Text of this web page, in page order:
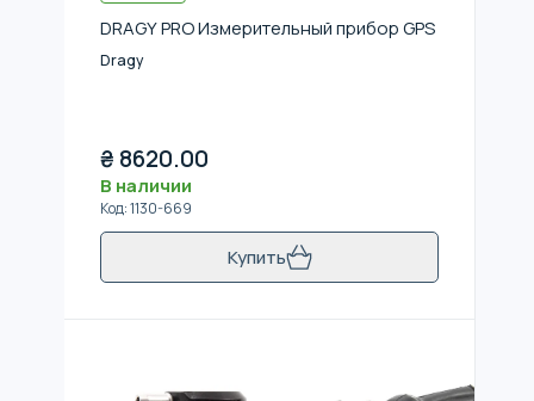
DRAGY PRO Измерительный прибор GPS
Dragy
₴ 8620.00
В наличии
Код:1130-669
Купить